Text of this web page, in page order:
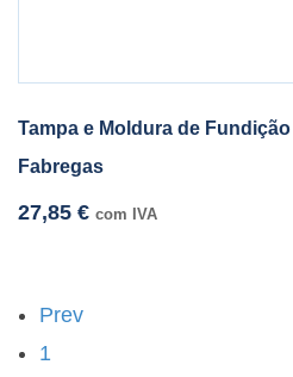
Tampa e Moldura de
Fabregas
27,85 € com IVA
Prev
1